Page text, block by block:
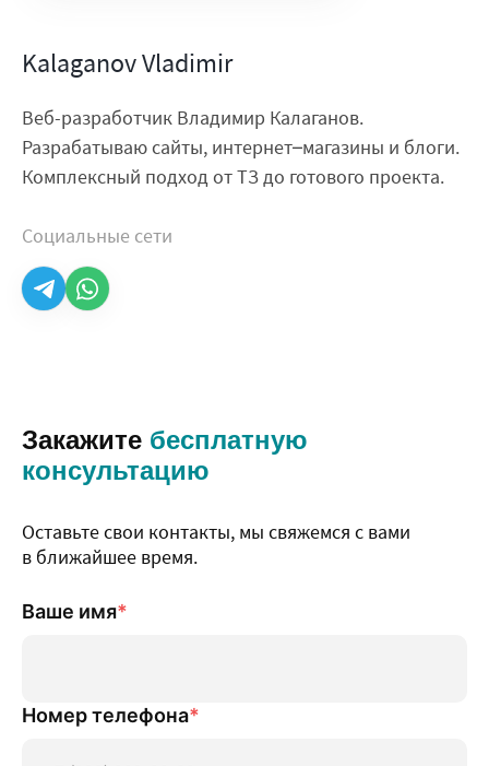
Kalaganov Vladimir
Веб-разработчик Владимир Калаганов.
Разрабатываю сайты, интернет–магазины и блоги.
Комплексный подход от ТЗ до готового проекта.
Социальные сети
TelegramWhatsApp
Закажите бесплатную
консультацию
Оставьте свои контакты, мы свяжемся с вами
в ближайшее время.
Ваше имя*
Номер телефона*